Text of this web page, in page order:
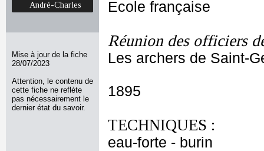
André-Charles
Mise à jour de la fiche
28/07/2023
Attention, le contenu de
cette fiche ne reflète
pas nécessairement le
dernier état du savoir.
Ecole française
Réunion des officiers
Les archers de Saint-
1895
TECHNIQUES :
eau-forte - burin